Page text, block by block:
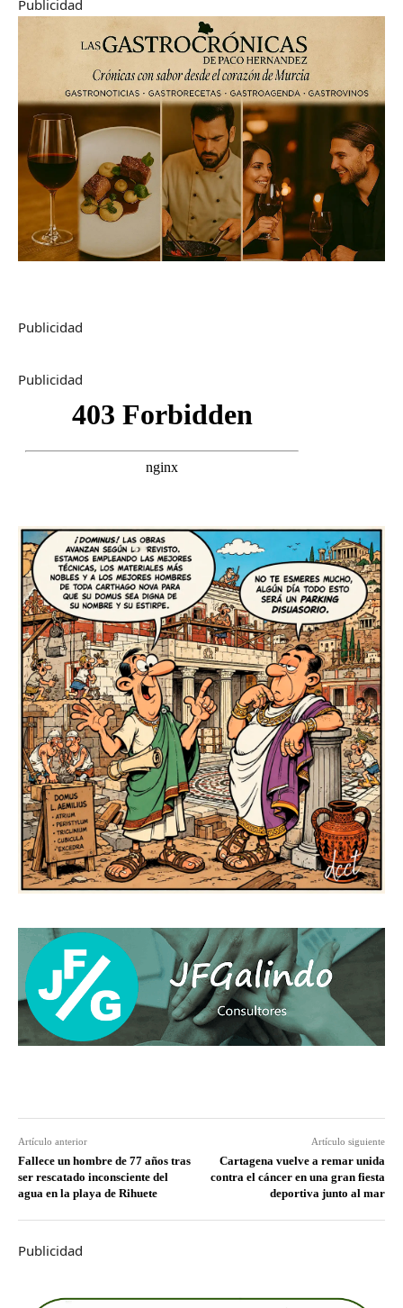
Publicidad
Publicidad
Publicidad
Artículo anterior
Fallece un hombre de 77 años tras
ser rescatado inconsciente del
agua en la playa de Rihuete
Artículo siguiente
Cartagena vuelve a remar unida
contra el cáncer en una gran fiesta
deportiva junto al mar
Publicidad